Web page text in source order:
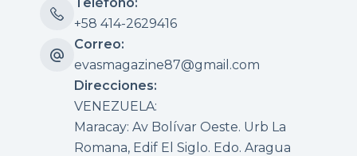
+58 414-2629416
Correo:
evasmagazine87@gmail.com
Direcciones:
VENEZUELA:
Maracay: Av Bolívar Oeste. Urb La
Romana, Edif El Siglo. Edo. Aragua